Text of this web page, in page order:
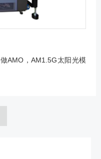
AMO，AM1.5G太阳光模